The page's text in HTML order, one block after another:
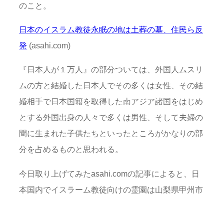
のこと。
日本のイスラム教徒永眠の地は土葬の墓、住民ら反
発 (asahi.com)
『日本人が１万人』の部分ついては、外国人ムスリ
ムの方と結婚した日本人でその多くは女性、その結
婚相手で日本国籍を取得した南アジア諸国をはじめ
とする外国出身の人々で多くは男性、そして夫婦の
間に生まれた子供たちといったところがかなりの部
分を占めるものと思われる。
今日取り上げてみたasahi.comの記事によると、日
本国内でイスラーム教徒向けの霊園は山梨県甲州市